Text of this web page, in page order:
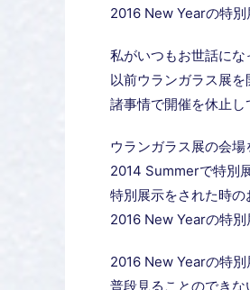
2016 New Yearの特別
私がいつもお世話にな
以前ウランガラス展を
諸事情で開催を休止し
ウランガラス展の会場
2014 Summerで特別
特別展示をされた時の
2016 New Yearの特
2016 New Yearの特別
普段見ることのでき